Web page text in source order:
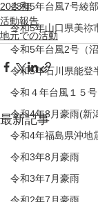
令和5年台風7号綾
令和5年山口県美祢
令和5年台風2号（沼
令和5年石川県能登
令和４年台風１５号
令和4年8月豪雨(新
令和4年福島県沖地
令和3年8月豪雨
令和3年7月豪雨
2023年
活動報告
地元での活動
最新記事